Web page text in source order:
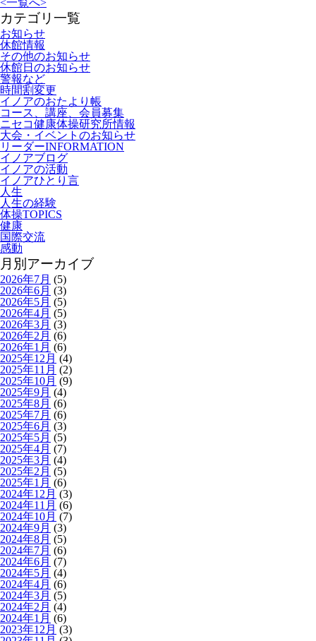
<一覧へ>
カテゴリ一覧
お知らせ
休館情報
その他のお知らせ
休館日のお知らせ
警報など
時間割変更
イノアのおたより帳
コース、講座、会員募集
ニセコ健康体操研究所情報
大会・イベントのお知らせ
リーダーINFORMATION
イノアブログ
イノアの活動
イノアひとり言
人生
人生の経験
体操TOPICS
健康
国際交流
感動
月別アーカイブ
2026年7月 (5)
2026年6月 (3)
2026年5月 (5)
2026年4月 (5)
2026年3月 (3)
2026年2月 (6)
2026年1月 (6)
2025年12月 (4)
2025年11月 (2)
2025年10月 (9)
2025年9月 (4)
2025年8月 (6)
2025年7月 (6)
2025年6月 (3)
2025年5月 (5)
2025年4月 (7)
2025年3月 (4)
2025年2月 (5)
2025年1月 (6)
2024年12月 (3)
2024年11月 (6)
2024年10月 (7)
2024年9月 (3)
2024年8月 (5)
2024年7月 (6)
2024年6月 (7)
2024年5月 (4)
2024年4月 (6)
2024年3月 (5)
2024年2月 (4)
2024年1月 (6)
2023年12月 (3)